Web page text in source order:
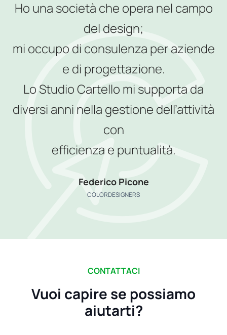
Ho una società che opera nel campo
del design;
mi occupo di consulenza per aziende
e di progettazione.
Lo Studio Cartello mi supporta da
diversi anni nella gestione dell’attività
con
efficienza e puntualità.
Federico Picone
COLORDESIGNERS
CONTATTACI
Vuoi capire se possiamo
aiutarti?